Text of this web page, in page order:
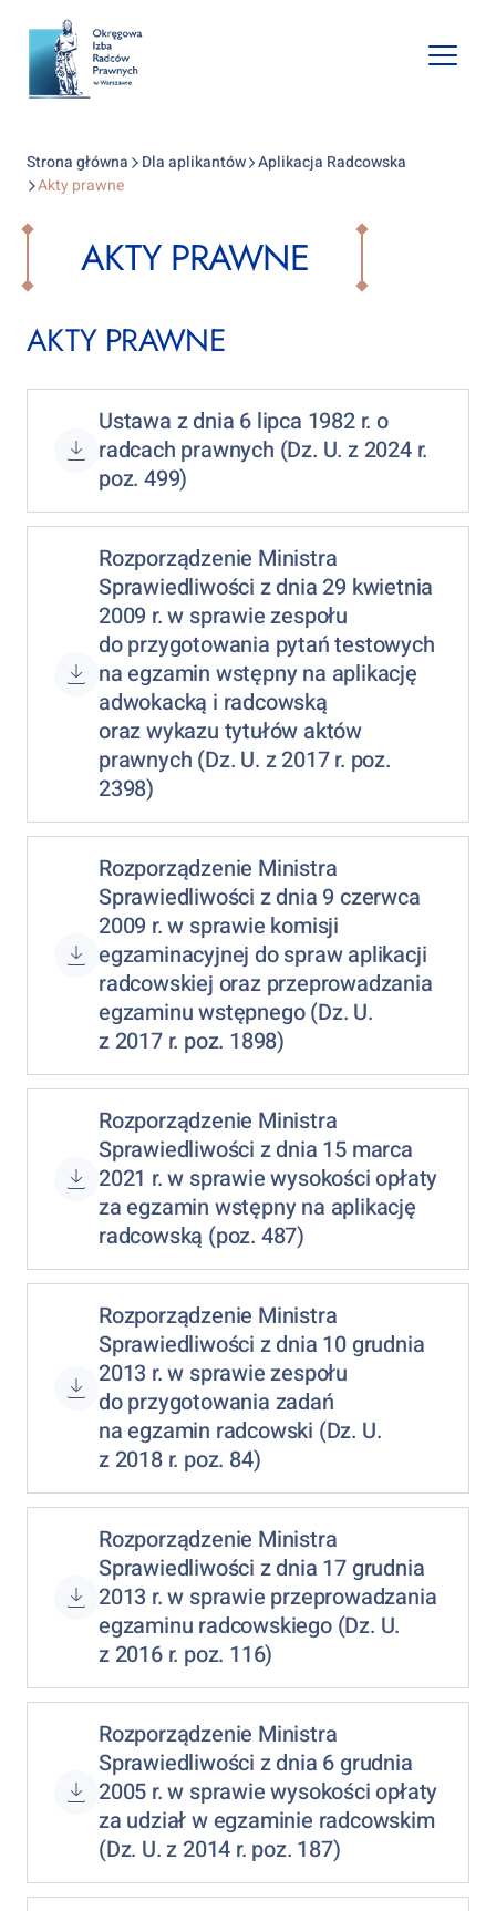
Open
Strona główna Dla aplikantów Aplikacja Radcowska
Akty prawne
AKTY PRAWNE
AKTY PRAWNE
Ustawa z dnia 6 lipca 1982 r. o
radcach prawnych (Dz. U. z 2024 r.
poz. 499)
Rozporządzenie Ministra
Sprawiedliwości z dnia 29 kwietnia
2009 r. w sprawie zespołu
do przygotowania pytań testowych
na egzamin wstępny na aplikację
adwokacką i radcowską
oraz wykazu tytułów aktów
prawnych (Dz. U. z 2017 r. poz.
2398)
Rozporządzenie Ministra
Sprawiedliwości z dnia 9 czerwca
2009 r. w sprawie komisji
egzaminacyjnej do spraw aplikacji
radcowskiej oraz przeprowadzania
egzaminu wstępnego (Dz. U.
z 2017 r. poz. 1898)
Rozporządzenie Ministra
Sprawiedliwości z dnia 15 marca
2021 r. w sprawie wysokości opłaty
za egzamin wstępny na aplikację
radcowską (poz. 487)
Rozporządzenie Ministra
Sprawiedliwości z dnia 10 grudnia
2013 r. w sprawie zespołu
do przygotowania zadań
na egzamin radcowski (Dz. U.
z 2018 r. poz. 84)
Rozporządzenie Ministra
Sprawiedliwości z dnia 17 grudnia
2013 r. w sprawie przeprowadzania
egzaminu radcowskiego (Dz. U.
z 2016 r. poz. 116)
Rozporządzenie Ministra
Sprawiedliwości z dnia 6 grudnia
2005 r. w sprawie wysokości opłaty
za udział w egzaminie radcowskim
(Dz. U. z 2014 r. poz. 187)